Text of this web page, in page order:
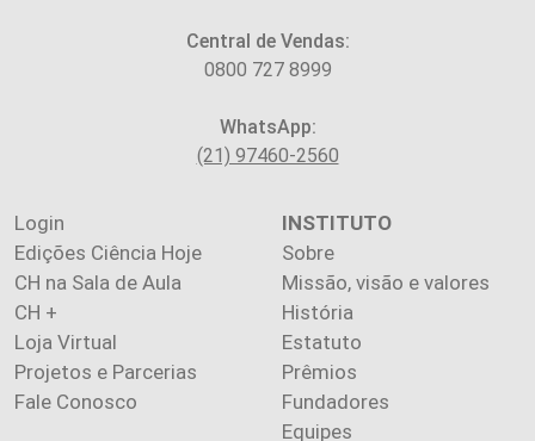
Central de Vendas:
0800 727 8999
WhatsApp:
(21) 97460-2560
Login
Edições Ciência Hoje
CH na Sala de Aula
CH +
Loja Virtual
Projetos e Parcerias
Fale Conosco
INSTITUTO
Sobre
Missão, visão e valores
História
Estatuto
Prêmios
Fundadores
Equipes